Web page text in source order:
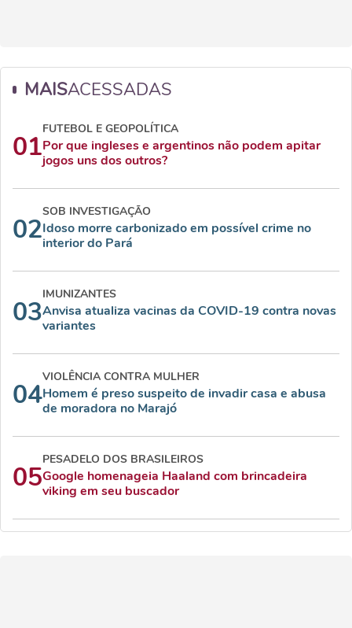
MAISACESSADAS
01
FUTEBOL E GEOPOLÍTICA
Por que ingleses e argentinos não podem apitar
jogos uns dos outros?
02
SOB INVESTIGAÇÃO
Idoso morre carbonizado em possível crime no
interior do Pará
03
IMUNIZANTES
Anvisa atualiza vacinas da COVID-19 contra novas
variantes
04
VIOLÊNCIA CONTRA MULHER
Homem é preso suspeito de invadir casa e abusa
de moradora no Marajó
05
PESADELO DOS BRASILEIROS
Google homenageia Haaland com brincadeira
viking em seu buscador